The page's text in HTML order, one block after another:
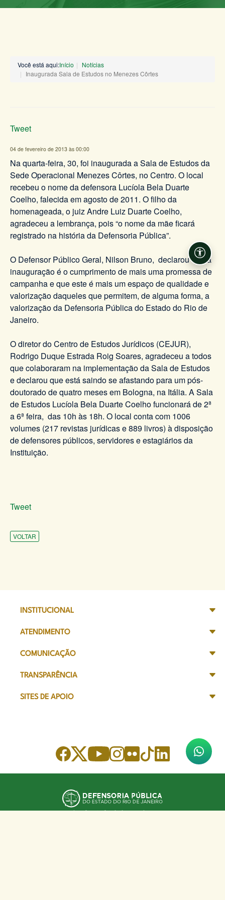
Você está aqui:Início
Notícias
Inaugurada Sala de Estudos no Menezes Côrtes
Tweet
04 de fevereiro de 2013 às 00:00
Na quarta-feira, 30, foi inaugurada a Sala de Estudos da
Sede Operacional Menezes Côrtes, no Centro. O local
recebeu o nome da defensora Lucíola Bela Duarte
Coelho, falecida em agosto de 2011. O filho da
homenageada, o juiz Andre Luiz Duarte Coelho,
agradeceu a lembrança, pois “o nome da mãe ficará
registrado na história da Defensoria Pública”.
O Defensor Público Geral, Nilson Bruno, declarou que a
inauguração é o cumprimento de mais uma promessa de
campanha e que este é mais um espaço de qualidade e
valorização daqueles que permitem, de alguma forma, a
valorização da Defensoria Pública do Estado do Rio de
Janeiro.
O diretor do Centro de Estudos Jurídicos (CEJUR),
Rodrigo Duque Estrada Roig Soares, agradeceu a todos
que colaboraram na implementação da Sala de Estudos
e declarou que está saindo se afastando para um pós-
doutorado de quatro meses em Bologna, na Itália. A Sala
de Estudos Lucíola Bela Duarte Coelho funcionará de 2ª
a 6ª feira, das 10h às 18h. O local conta com 1006
volumes (217 revistas jurídicas e 889 livros) à disposição
de defensores públicos, servidores e estagiários da
Instituição.
Tweet
VOLTAR
INSTITUCIONAL
ATENDIMENTO
COMUNICAÇÃO
TRANSPARÊNCIA
SITES DE APOIO
Sede Administrativa